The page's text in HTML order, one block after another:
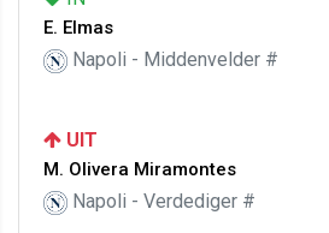
E. Elmas
Napoli - Middenvelder #
UIT
M. Olivera Miramontes
Napoli - Verdediger #